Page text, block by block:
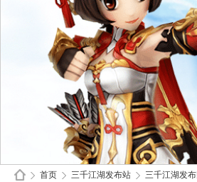
首页 三千江湖发布站 三千江湖发布